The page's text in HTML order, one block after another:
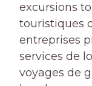
excursions
touristiques
entreprises
services de
voyages de